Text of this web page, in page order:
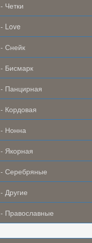
- Четки
- Love
- Снейк
- Бисмарк
- Панцирная
- Кордовая
- Нонна
- Якорная
- Серебряные
- Другие
- Православные